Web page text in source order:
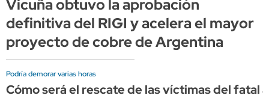
Vicuña obtuvo la aprobación
definitiva del RIGI y acelera el mayor
proyecto de cobre de Argentina
Podría demorar varias horas
Cómo será el rescate de las víctimas del fatal